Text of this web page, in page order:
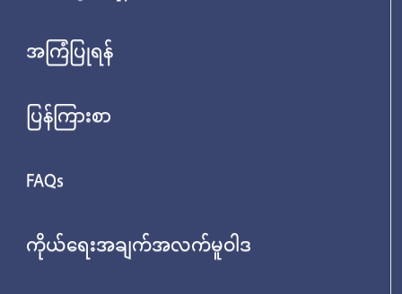
အကြံပြုရန်
ပြန်ကြားစာ
FAQs
ကိုယ်ရေးအချက်အလက်မူဝါဒ